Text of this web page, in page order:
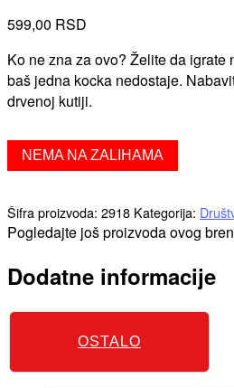
599,00 RSD
Ko ne zna za ovo? Želite da igrate
baš jedna kocka nedostaje.
drvenoj kutiji.
NEMA NA ZALIHAMA
Šifra proizvoda: 2918 Kategorija:
Pogledajte još proizvoda ovog
Dodatne informacije
OSTALO